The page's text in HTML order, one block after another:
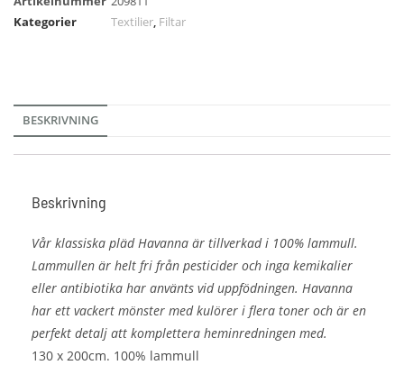
Kategorier
Textilier, Filtar
BESKRIVNING
Beskrivning
Vår klassiska pläd Havanna är tillverkad i 100% lammull.
Lammullen är helt fri från pesticider och inga kemikalier
eller antibiotika har använts vid uppfödningen. Havanna
har ett vackert mönster med kulörer i flera toner och är en
perfekt detalj att komplettera heminredningen med.
130 x 200cm. 100% lammull